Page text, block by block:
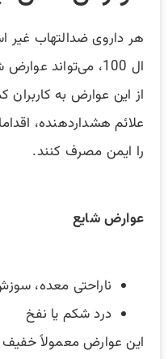
هر داروی ضدالتهاب غیر
ال 100، می‌تواند
از این عوارض به
علائم هشداردهنده،
را ایمن مصرف کنند.
عوارض شایع
ناراحتی معده،
درد شکم یا نفخ
این عوارض معمولاً